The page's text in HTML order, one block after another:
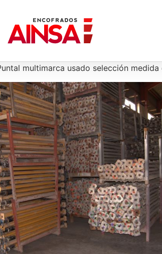
multimarca usado selección